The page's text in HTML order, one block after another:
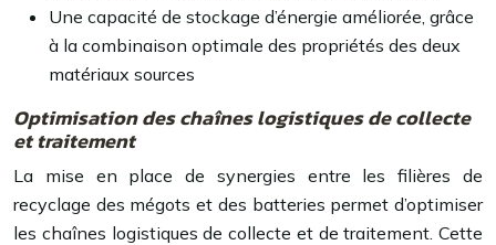
Une capacité de stockage d’énergie améliorée, grâce
à la combinaison optimale des propriétés des deux
matériaux sources
Optimisation des chaînes logistiques de collecte
et traitement
La mise en place de synergies entre les filières de
recyclage des mégots et des batteries permet d’optimiser
les chaînes logistiques de collecte et de traitement. Cette